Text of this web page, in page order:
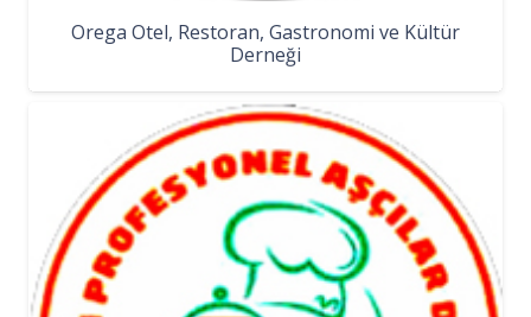
Orega Otel, Restoran, Gastronomi ve Kültür
Derneği